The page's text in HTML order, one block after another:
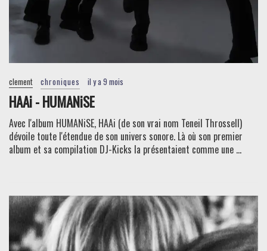
clement chroniques il y a 9 mois
HAAi - HUMANiSE
Avec l'album HUMANiSE, HAAi (de son vrai nom Teneil Throssell)
dévoile toute l'étendue de son univers sonore. Là où son premier
album et sa compilation DJ-Kicks la présentaient comme une ...